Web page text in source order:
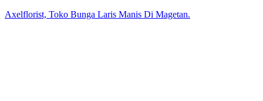
Axelflorist, Toko Bunga Laris Manis Di Magetan.